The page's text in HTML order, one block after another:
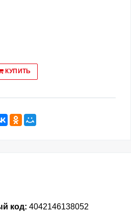
КУПИТЬ
код: 4042146138052